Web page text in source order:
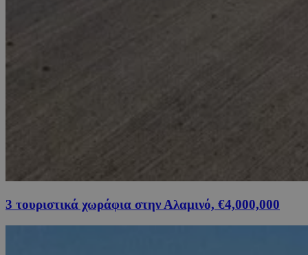
3 τουριστικά χωράφια στην Αλαμινό, €4,000,000